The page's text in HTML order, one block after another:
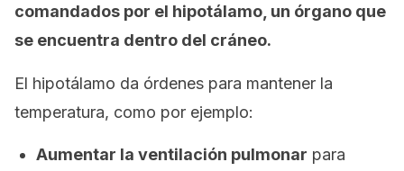
comandados por el hipotálamo, un órgano que
se encuentra dentro del cráneo.
El hipotálamo da órdenes para mantener la
temperatura, como por ejemplo:
Aumentar la ventilación pulmonar para